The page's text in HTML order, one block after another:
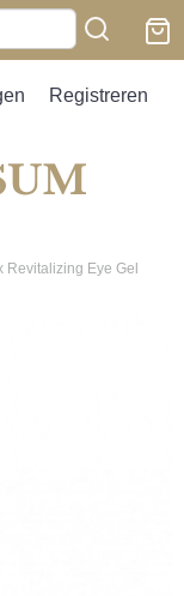
Registreren
Revitalizing Eye Gel